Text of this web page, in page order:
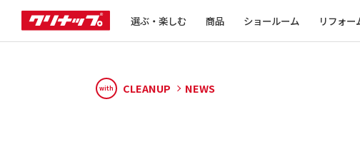
選ぶ・楽しむ 商品 ショールーム リフォー
with CLEANUP NEWS